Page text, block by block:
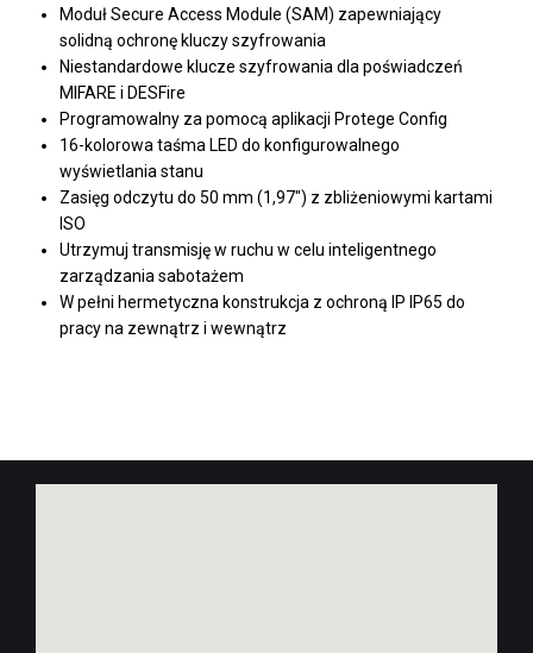
Moduł Secure Access Module (SAM) zapewniający
solidną ochronę kluczy szyfrowania
Niestandardowe klucze szyfrowania dla poświadczeń
MIFARE i DESFire
Programowalny za pomocą aplikacji Protege Config
16-kolorowa taśma LED do konfigurowalnego
wyświetlania stanu
Zasięg odczytu do 50 mm (1,97") z zbliżeniowymi kartami
ISO
Utrzymuj transmisję w ruchu w celu inteligentnego
zarządzania sabotażem
W pełni hermetyczna konstrukcja z ochroną IP IP65 do
pracy na zewnątrz i wewnątrz